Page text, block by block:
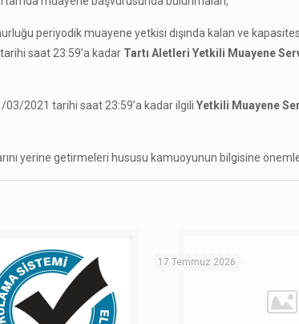
periyodik muayene yetkisi dışında kalan ve
saat 23:59’a kadar Tartı Aletleri Yetkili Muayene
03/2021 tarihi saat 23:59’a kadar ilgiliYetkili Muayene
yerine getirmeleri hususu kamuoyunun bilgisine
17 Temmuz 2026